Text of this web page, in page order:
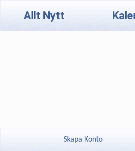
Allt Nytt
Skapa Konto